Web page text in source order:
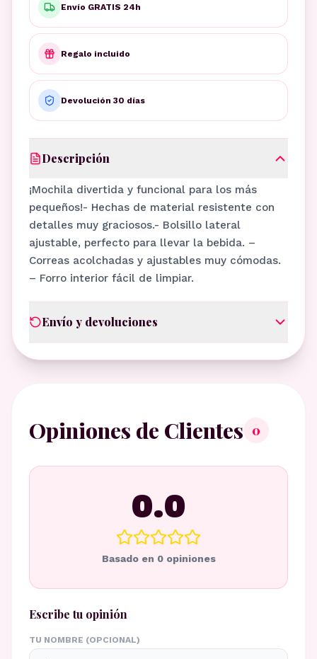
Envío GRATIS 24h
Regalo incluido
Devolución 30 días
Descripción
¡Mochila divertida y funcional para los más
pequeños!- Hechas de material resistente con
detalles muy graciosos.- Bolsillo lateral
ajustable, perfecto para llevar la bebida. –
Correas acolchadas y ajustables muy cómodas.
– Forro interior fácil de limpiar.
Envío y devoluciones
Opiniones de Clientes 0
0.0
Basado en 0opiniones
Escribe tu opinión
TU NOMBRE (OPCIONAL)